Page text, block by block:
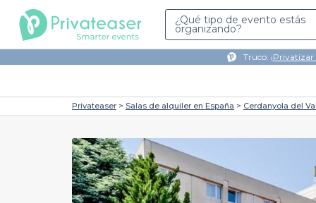
¿Qué tipo de evento estás
organizando?
Truco: ¡Privatizar
Privateaser Salas de alquiler en España Cerdanyola del